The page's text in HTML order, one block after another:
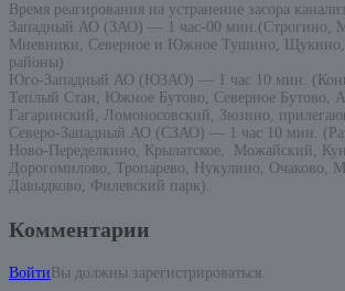
Время реагирования на устранение засора
Западный АО (ЗАО) — 1 час-00 мин.(Строгино,
Мневники, Северное и Южное Тушино,
районы)
Юго-Западный АО (ЮЗАО) — 1 час 10 мин.
Теплый Стан, Южное Бутово, Северное Бутово,
Гагаринский, Ломоносовский, Зюзино,
Северо-Западный АО (СЗАО) — 1 час 10 мин.
Ново-Переделкино, Крылатское, Можайский,
Дорогомилово, Тропарево, Нукулино, Очаково,
Давыдково, Филевский парк).
Комментарии
Войти Вы должны зарегистрироваться.